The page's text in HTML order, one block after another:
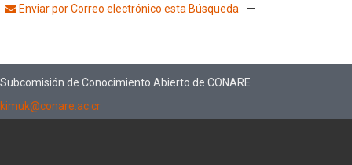
Enviar por Correo electrónico esta Búsqueda
—
Subcomisión de Conocimiento Abierto de CONARE
kimuk@conare.ac.cr